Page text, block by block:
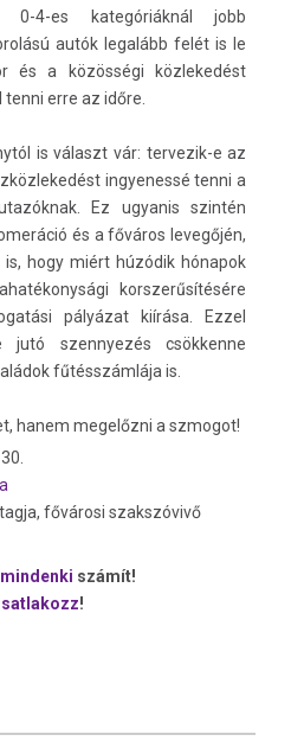
4-es kategóriáknál jobb
autók legalább felét is le
és a közösségi közlekedést
erre az időre.
is választ vár: tervezik-e az
ingyenessé tenni a
Ez ugyanis szintén
és a főváros levegőjén,
hogy miért húzódik hónapok
korszerűsítésére
pályázat kiírása. Ezzel
jutó szennyezés csökkenne
fűtésszámlája is.
hanem megelőzni a szmogot!
fővárosi szakszóvivő
mindenki számít!
!